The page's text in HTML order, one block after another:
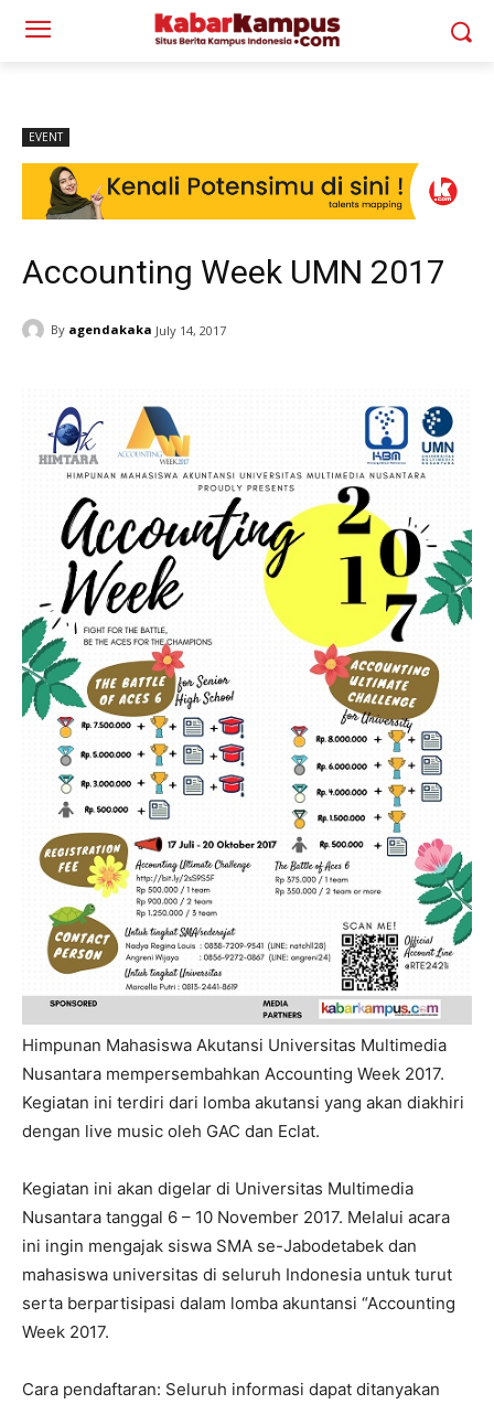
EVENT
Accounting Week UMN 2017
By agendakaka July 14, 2017
Himpunan Mahasiswa Akutansi Universitas Multimedia
Nusantara mempersembahkan Accounting Week 2017.
Kegiatan ini terdiri dari lomba akutansi yang akan diakhiri
dengan live music oleh GAC dan Eclat.
Kegiatan ini akan digelar di Universitas Multimedia
Nusantara tanggal 6 – 10 November 2017. Melalui acara
ini ingin mengajak siswa SMA se-Jabodetabek dan
mahasiswa universitas di seluruh Indonesia untuk turut
serta berpartisipasi dalam lomba akuntansi “Accounting
Week 2017.
Cara pendaftaran: Seluruh informasi dapat ditanyakan